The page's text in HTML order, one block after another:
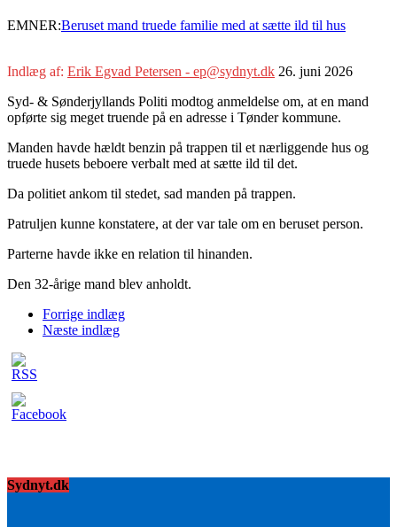
EMNER:Beruset mand truede familie med at sætte ild til hus
Indlæg af: Erik Egvad Petersen - ep@sydnyt.dk 26. juni 2026
Syd- & Sønderjyllands Politi modtog anmeldelse om, at en mand
opførte sig meget truende på en adresse i Tønder kommune.
Manden havde hældt benzin på trappen til et nærliggende hus og
truede husets beboere verbalt med at sætte ild til det.
Da politiet ankom til stedet, sad manden på trappen.
Patruljen kunne konstatere, at der var tale om en beruset person.
Parterne havde ikke en relation til hinanden.
Den 32-årige mand blev anholdt.
Forrige indlæg
Næste indlæg
Sydnyt.dk